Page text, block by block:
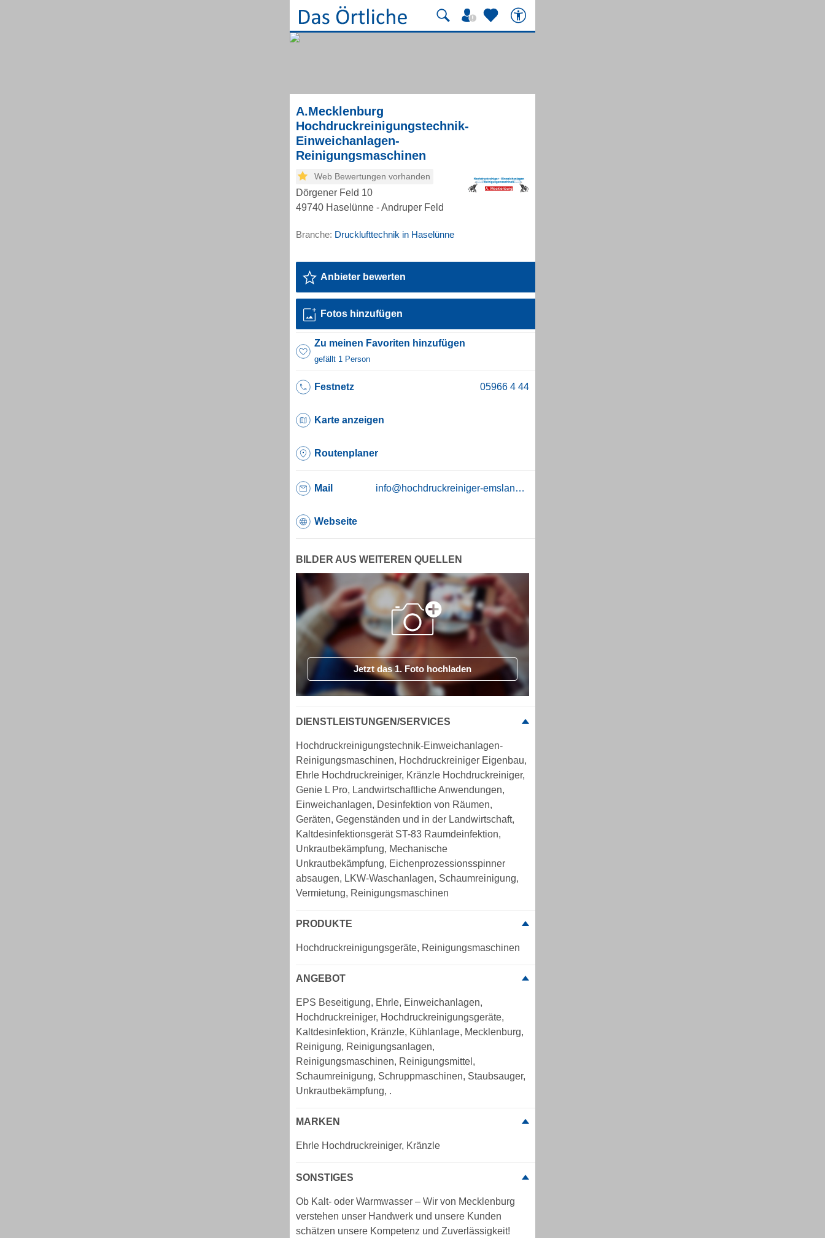
A.Mecklenburg
Hochdruckreinigungstechnik-
Einweichanlagen-
Reinigungsmaschinen
Web Bewertungen vorhanden
Dörgener Feld 10
49740 Haselünne - Andruper Feld
Branche: Drucklufttechnik in Haselünne
Anbieter bewerten
Fotos hinzufügen
Zu meinen Favoriten hinzufügen
gefällt 1 Person
Festnetz
Karte anzeigen
Routenplaner
Mail info@hochdruckreiniger-emsland.de
Webseite
BILDER AUS WEITEREN QUELLEN
Jetzt das 1. Foto hochladen
DIENSTLEISTUNGEN/SERVICES
Hochdruckreinigungstechnik-Einweichanlagen-
Reinigungsmaschinen, Hochdruckreiniger Eigenbau,
Ehrle Hochdruckreiniger, Kränzle Hochdruckreiniger,
Genie L Pro, Landwirtschaftliche Anwendungen,
Einweichanlagen, Desinfektion von Räumen,
Geräten, Gegenständen und in der Landwirtschaft,
Kaltdesinfektionsgerät ST-83 Raumdeinfektion,
Unkrautbekämpfung, Mechanische
Unkrautbekämpfung, Eichenprozessionsspinner
absaugen, LKW-Waschanlagen, Schaumreinigung,
Vermietung, Reinigungsmaschinen
PRODUKTE
Hochdruckreinigungsgeräte, Reinigungsmaschinen
ANGEBOT
EPS Beseitigung, Ehrle, Einweichanlagen,
Hochdruckreiniger, Hochdruckreinigungsgeräte,
Kaltdesinfektion, Kränzle, Kühlanlage, Mecklenburg,
Reinigung, Reinigungsanlagen,
Reinigungsmaschinen, Reinigungsmittel,
Schaumreinigung, Schruppmaschinen, Staubsauger,
Unkrautbekämpfung, .
MARKEN
Ehrle Hochdruckreiniger, Kränzle
SONSTIGES
Ob Kalt- oder Warmwasser – Wir von Mecklenburg
verstehen unser Handwerk und unsere Kunden
schätzen unsere Kompetenz und Zuverlässigkeit!